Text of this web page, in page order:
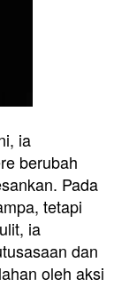
ia
berubah
Pada
tetapi
ia
dan
oleh aksi